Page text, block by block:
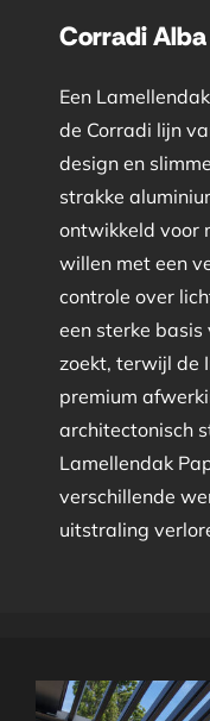
Corradi
Een
de Corradi lijn
design en
strakke
ontwikkeld voor
willen met een
controle over
een sterke
zoekt, terwijl de
premium
architectonisch
Lamellendak
verschillende
uitstraling